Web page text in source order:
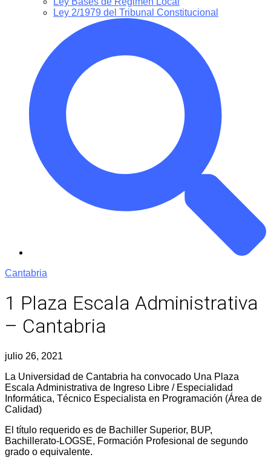
Ley 2/1979 del Tribunal Constitucional
Cantabria
1 Plaza Escala Administrativa
– Cantabria
julio 26, 2021
La Universidad de Cantabria ha convocado Una Plaza
Escala Administrativa de Ingreso Libre / Especialidad
Informática, Técnico Especialista en Programación (Área de
Calidad)
El título requerido es de Bachiller Superior, BUP,
Bachillerato-LOGSE, Formación Profesional de segundo
grado o equivalente.